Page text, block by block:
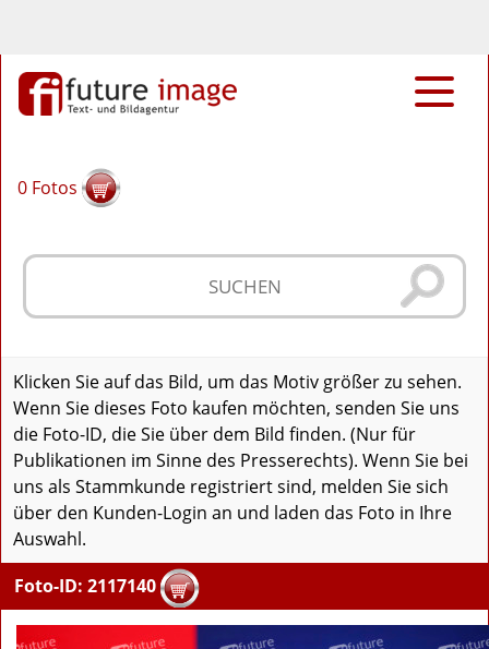
0 Fotos
Klicken Sie auf das Bild, um das Motiv größer zu sehen.
Wenn Sie dieses Foto kaufen möchten, senden Sie uns
die Foto-ID, die Sie über dem Bild finden. (Nur für
Publikationen im Sinne des Presserechts). Wenn Sie bei
uns als Stammkunde registriert sind, melden Sie sich
über den Kunden-Login an und laden das Foto in Ihre
Auswahl.
Foto-ID: 2117140